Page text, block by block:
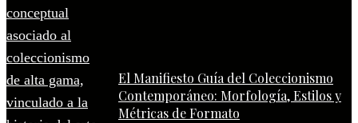
El Manifiesto Guía del Coleccionismo
Contemporáneo: Morfología, Estilos y
Métricas de Formato